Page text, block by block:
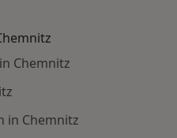
Chemnitz
in Chemnitz